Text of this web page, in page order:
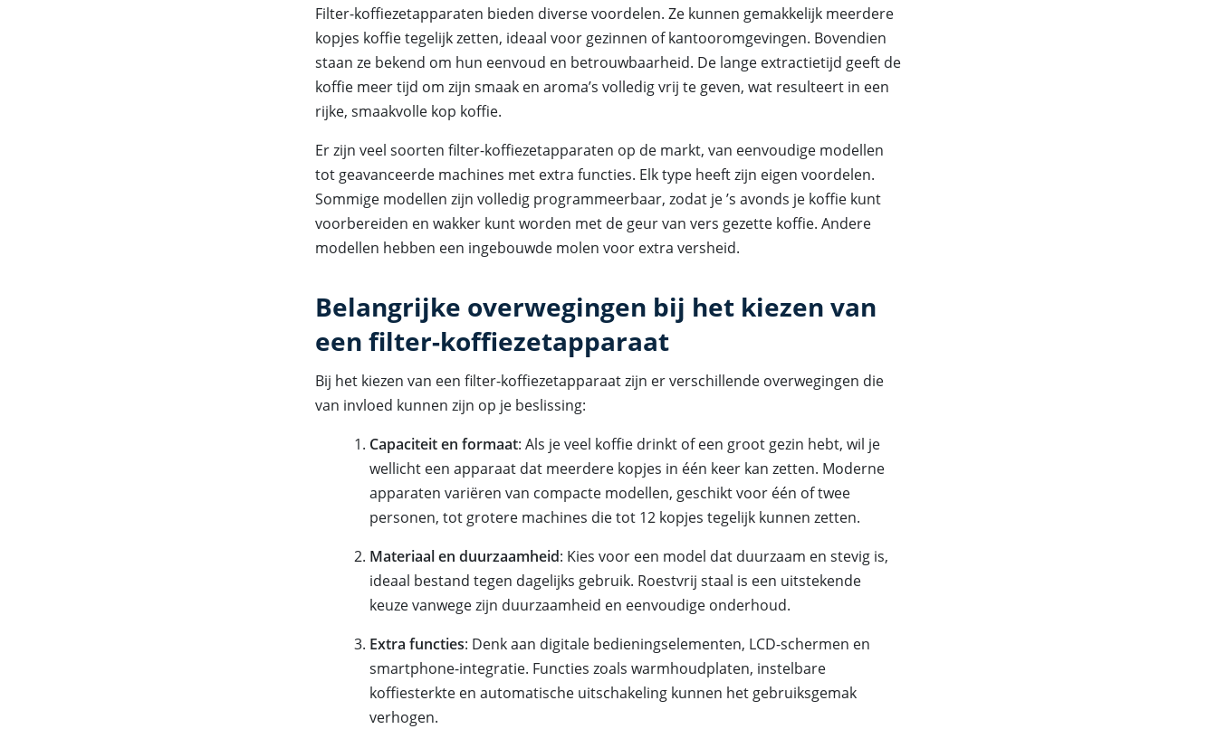
Filter-koffiezetapparaten bieden diverse voordelen. Ze kunnen gemakkelijk meerdere
kopjes koffie tegelijk zetten, ideaal voor gezinnen of kantooromgevingen. Bovendien
staan ze bekend om hun eenvoud en betrouwbaarheid. De lange extractietijd geeft de
koffie meer tijd om zijn smaak en aroma’s volledig vrij te geven, wat resulteert in een
rijke, smaakvolle kop koffie.
Er zijn veel soorten filter-koffiezetapparaten op de markt, van eenvoudige modellen
tot geavanceerde machines met extra functies. Elk type heeft zijn eigen voordelen.
Sommige modellen zijn volledig programmeerbaar, zodat je ’s avonds je koffie kunt
voorbereiden en wakker kunt worden met de geur van vers gezette koffie. Andere
modellen hebben een ingebouwde molen voor extra versheid.
Belangrijke overwegingen bij het kiezen van
een filter-koffiezetapparaat
Bij het kiezen van een filter-koffiezetapparaat zijn er verschillende overwegingen die
van invloed kunnen zijn op je beslissing:
Capaciteit en formaat: Als je veel koffie drinkt of een groot gezin hebt, wil je
wellicht een apparaat dat meerdere kopjes in één keer kan zetten. Moderne
apparaten variëren van compacte modellen, geschikt voor één of twee
personen, tot grotere machines die tot 12 kopjes tegelijk kunnen zetten.
Materiaal en duurzaamheid: Kies voor een model dat duurzaam en stevig is,
ideaal bestand tegen dagelijks gebruik. Roestvrij staal is een uitstekende
keuze vanwege zijn duurzaamheid en eenvoudige onderhoud.
Extra functies: Denk aan digitale bedieningselementen, LCD-schermen en
smartphone-integratie. Functies zoals warmhoudplaten, instelbare
koffiesterkte en automatische uitschakeling kunnen het gebruiksgemak
verhogen.